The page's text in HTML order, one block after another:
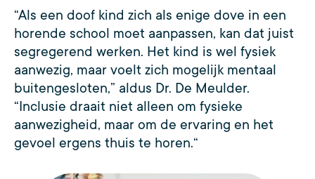
“Als een doof kind zich als enige dove in een
horende school moet aanpassen, kan dat juist
segregerend werken. Het kind is wel fysiek
aanwezig, maar voelt zich mogelijk mentaal
buitengesloten,” aldus Dr. De Meulder.
“Inclusie draait niet alleen om fysieke
aanwezigheid, maar om de ervaring en het
gevoel ergens thuis te horen.“